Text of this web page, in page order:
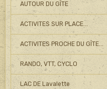
AUTOUR DU GÎTE
ACTIVITES SUR PLACE...
ACTIVITES PROCHE DU GÎTE...
RANDO, VTT, CYCLO
LAC DE Lavalette